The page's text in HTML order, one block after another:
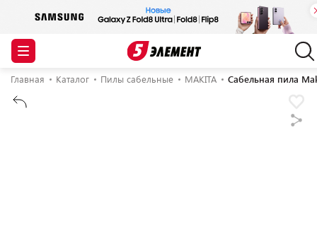
Главная Каталог Пилы сабельные MAKITA Сабельная пила